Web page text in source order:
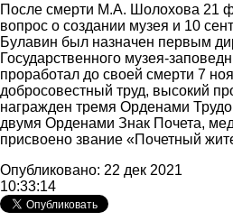
После смерти М.А. Шолохова 21
вопрос о создании музея и 10
Булавин был назначен первым
Государственного музея-
проработал до своей смерти 7
добросовестный труд, высокий
награжден тремя Орденами
двумя Орденами Знак Почета,
присвоено звание «Почетный
Опубликовано: 22 дек 2021
10:33:14